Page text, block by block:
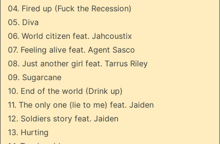
04. Fired up (Fuck the Recession)
05. Diva
06. World citizen feat. Jahcoustix
07. Feeling alive feat. Agent Sasco
08. Just another girl feat. Tarrus Riley
09. Sugarcane
10. End of the world (Drink up)
11. The only one (lie to me) feat. Jaiden
12. Soldiers story feat. Jaiden
13. Hurting